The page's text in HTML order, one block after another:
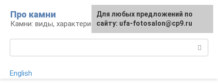
контенту
Про камни
Камни: виды, характеристики, изделия
English
Для любых предложений по
сайту: ufa-fotosalon@cp9.ru